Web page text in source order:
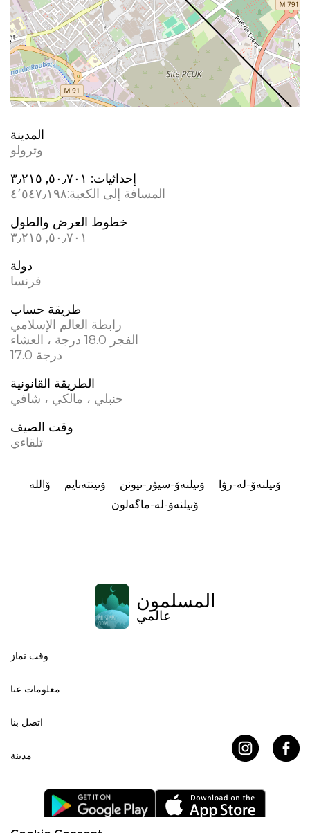
المدينة
وترولو
إحداثيات: ٥٠٫٧٠١, ٣٫٢١٥
المسافة إلى الكعبة:٤٬٥٤٧٫١٩٨
خطوط العرض والطول
٥٠٫٧٠١, ٣٫٢١٥
دولة
فرنسا
طريقة حساب
رابطة العالم الإسلامي
الفجر 18.0 درجة ، العشاء
17.0 درجة
الطريقة القانونية
حنبلي ، مالكي ، شافي
وقت الصيف
تلقاءي
ۆاللە ۆىيتتەنايم ۆىيلنەۆ-سيۋر-ىيونن
ۆىيلنەۆ-لە-رۋا
ۆىيلنەۆ-لە-ماگەلون
المسلمون
عالمي
وقت نماز
معلومات عنا
اتصل بنا
مدينة